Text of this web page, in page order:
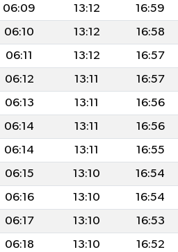
06:09 13:12 16:59
06:10 13:12 16:58
06:11 13:12 16:57
06:12 13:11 16:57
06:13 13:11 16:56
06:14 13:11 16:56
06:14 13:11 16:55
06:15 13:10 16:54
06:16 13:10 16:54
06:17 13:10 16:53
06:18 13:10 16:52